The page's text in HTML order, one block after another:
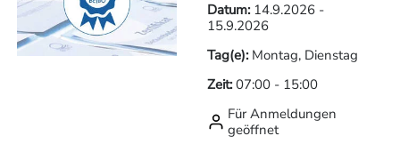
Datum: 14.9.2026-
15.9.2026
Tag(e): Montag, Dienstag
Zeit:07:00- 15:00
Für Anmeldungen
geöffnet